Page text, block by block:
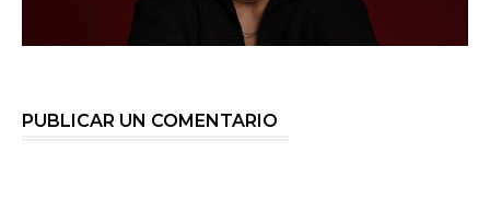
PUBLICAR UN COMENTARIO